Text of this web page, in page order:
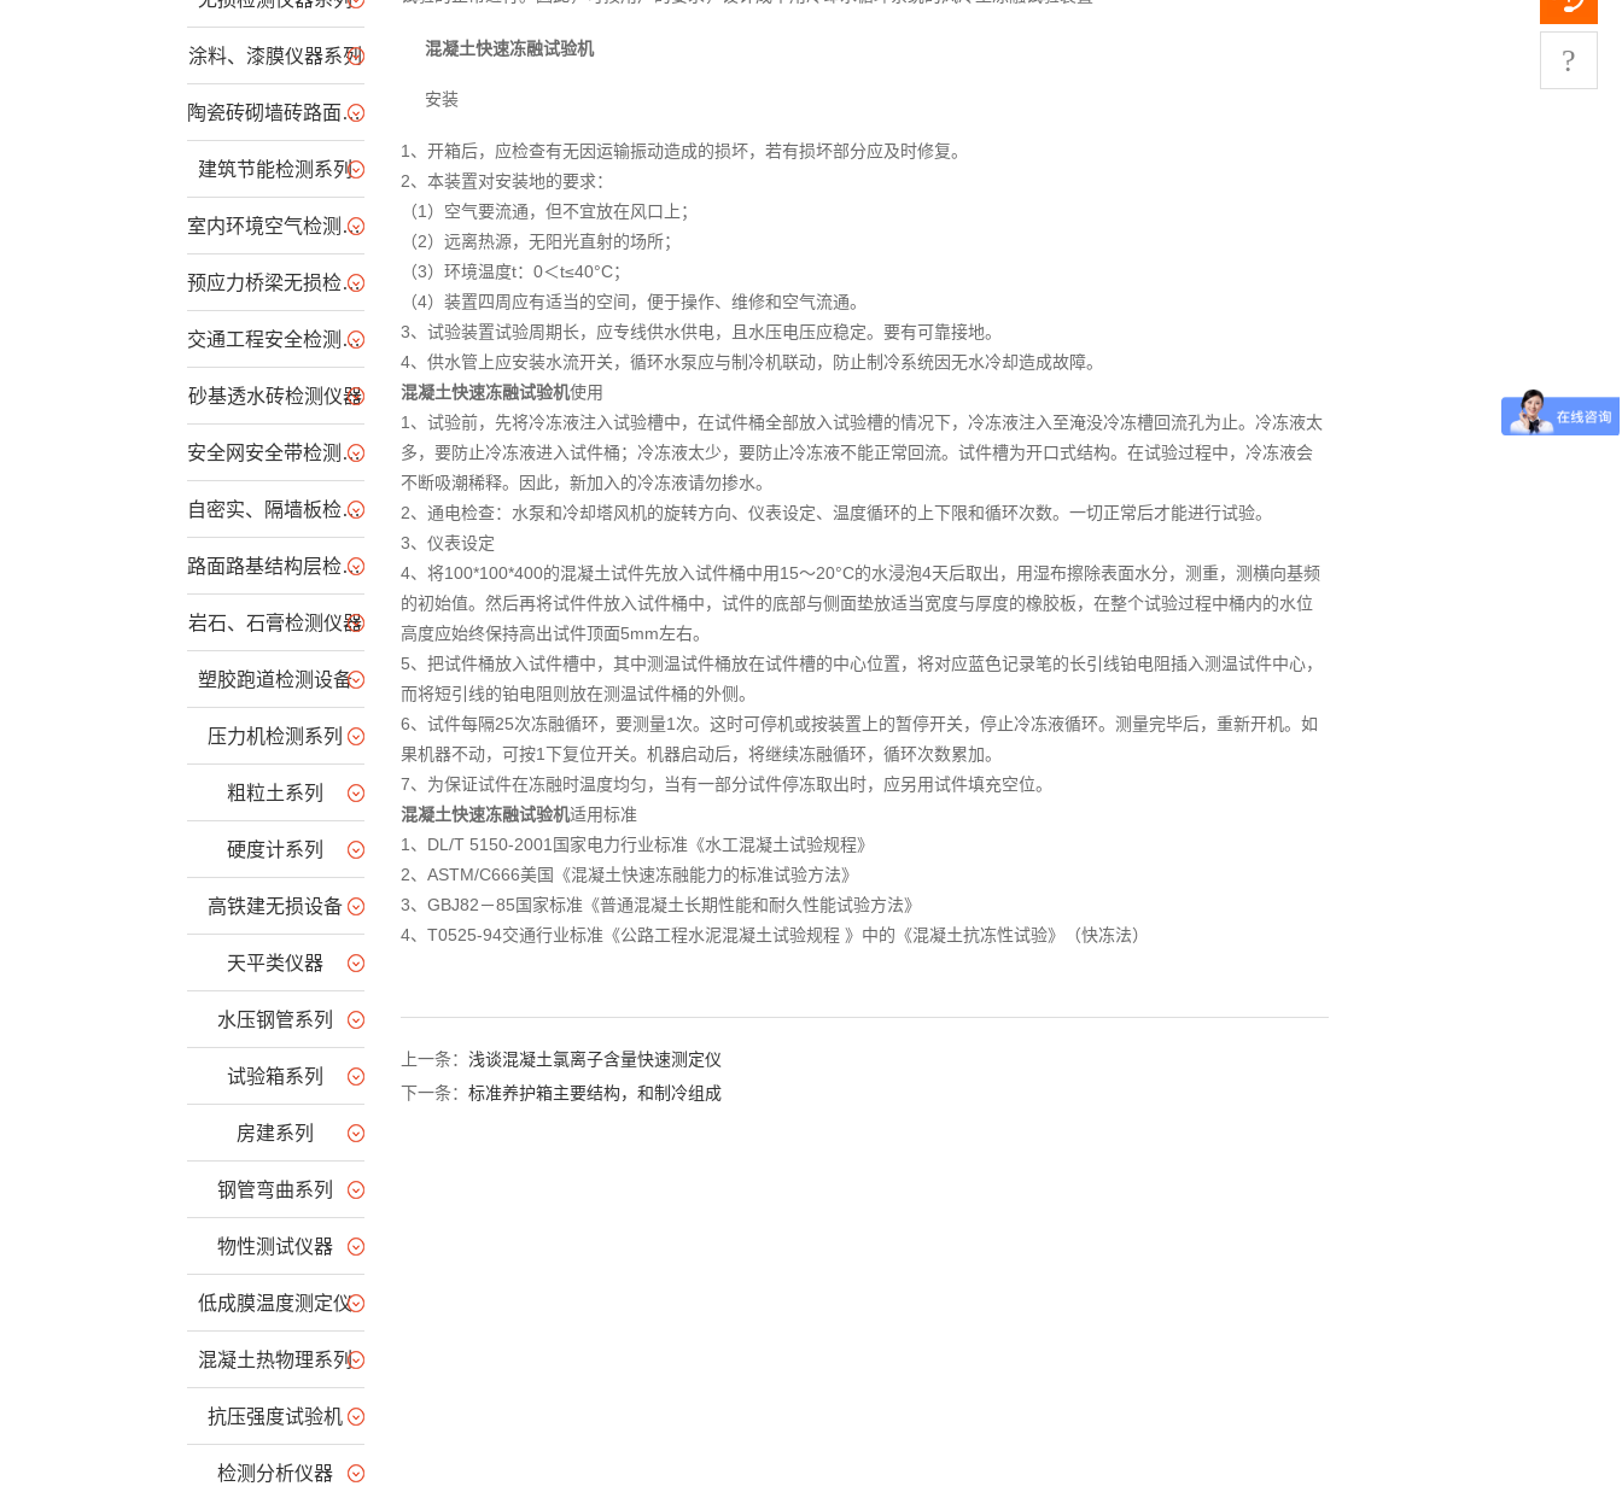
涂料、漆膜仪器系列
陶瓷砖砌墙砖路面砖系列
建筑节能检测系列
室内环境空气检测仪器
预应力桥梁无损检测设备
交通工程安全检测仪器
砂基透水砖检测仪器
安全网安全带检测仪器类
自密实、隔墙板检测类仪器
路面路基结构层检测仪
岩石、石膏检测仪器
塑胶跑道检测设备
压力机检测系列
粗粒土系列
硬度计系列
高铁建无损设备
天平类仪器
水压钢管系列
试验箱系列
房建系列
钢管弯曲系列
物性测试仪器
低成膜温度测定仪
混凝土热物理系列
抗压强度试验机
检测分析仪器
混凝土快速冻融试验机
安装
1、开箱后，应检查有无因运输振动造成的损坏，若有损坏部分应及时修复。
2、本装置对安装地的要求：
（1）空气要流通，但不宜放在风口上；
（2）远离热源，无阳光直射的场所；
（3）环境温度t：0＜t≤40°C；
（4）装置四周应有适当的空间，便于操作、维修和空气流通。
3、试验装置试验周期长，应专线供水供电，且水压电压应稳定。要有可靠接地。
4、供水管上应安装水流开关，循环水泵应与制冷机联动，防止制冷系统因无水冷却造成故障。
混凝土快速冻融试验机使用
1、试验前，先将冷冻液注入试验槽中，在试件桶全部放入试验槽的情况下，冷冻液注入至淹没冷冻槽回流孔为止。冷冻液太
多，要防止冷冻液进入试件桶；冷冻液太少，要防止冷冻液不能正常回流。试件槽为开口式结构。在试验过程中，冷冻液会
不断吸潮稀释。因此，新加入的冷冻液请勿掺水。
2、通电检查：水泵和冷却塔风机的旋转方向、仪表设定、温度循环的上下限和循环次数。一切正常后才能进行试验。
3、仪表设定
4、将100*100*400的混凝土试件先放入试件桶中用15～20°C的水浸泡4天后取出，用湿布擦除表面水分，测重，测横向基频
的初始值。然后再将试件件放入试件桶中，试件的底部与侧面垫放适当宽度与厚度的橡胶板，在整个试验过程中桶内的水位
高度应始终保持高出试件顶面5mm左右。
5、把试件桶放入试件槽中，其中测温试件桶放在试件槽的中心位置，将对应蓝色记录笔的长引线铂电阻插入测温试件中心，
而将短引线的铂电阻则放在测温试件桶的外侧。
6、试件每隔25次冻融循环，要测量1次。这时可停机或按装置上的暂停开关，停止冷冻液循环。测量完毕后，重新开机。如
果机器不动，可按1下复位开关。机器启动后，将继续冻融循环，循环次数累加。
7、为保证试件在冻融时温度均匀，当有一部分试件停冻取出时，应另用试件填充空位。
混凝土快速冻融试验机适用标准
1、DL/T 5150-2001国家电力行业标准《水工混凝土试验规程》
2、ASTM/C666美国《混凝土快速冻融能力的标准试验方法》
3、GBJ82－85国家标准《普通混凝土长期性能和耐久性能试验方法》
4、T0525-94交通行业标准《公路工程水泥混凝土试验规程 》中的《混凝土抗冻性试验》（快冻法）
上一条： 浅谈混凝土氯离子含量快速测定仪
下一条： 标准养护箱主要结构，和制冷组成
?